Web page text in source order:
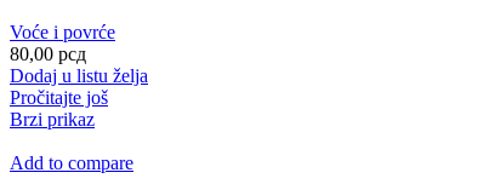
Voće i povrće
80,00 рсд
Dodaj u listu želja
Pročitajte još
Brzi prikaz
Add to compare